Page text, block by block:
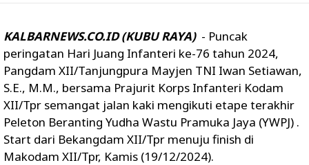
KALBARNEWS.CO.ID (KUBU RAYA) - Puncak
peringatan Hari Juang Infanteri ke-76 tahun 2024,
Pangdam XII/Tanjungpura Mayjen TNI Iwan Setiawan,
S.E., M.M., bersama Prajurit Korps Infanteri Kodam
XII/Tpr semangat jalan kaki mengikuti etape terakhir
Peleton Beranting Yudha Wastu Pramuka Jaya (YWPJ) .
Start dari Bekangdam XII/Tpr menuju finish di
Makodam XII/Tpr, Kamis (19/12/2024).